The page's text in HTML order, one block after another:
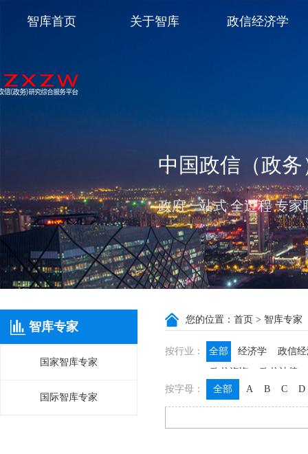
中国政信（政
政府一站式 全过程 专
智库首页 关于智库 政信经济学
智库专家
国家智库专家
国际智库专家
您的位置： 首页 > 智库专家
按行业： 全部 经济学
政信
政信咨询
政信法律
按字母：
全部 A B C D